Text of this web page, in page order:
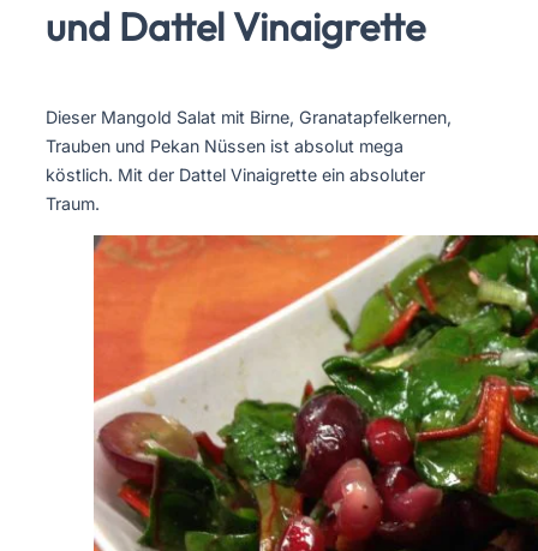
und Dattel Vinaigrette
Dieser Mangold Salat mit Birne, Granatapfelkernen,
Trauben und Pekan Nüssen ist absolut mega
köstlich. Mit der Dattel Vinaigrette ein absoluter
Traum.